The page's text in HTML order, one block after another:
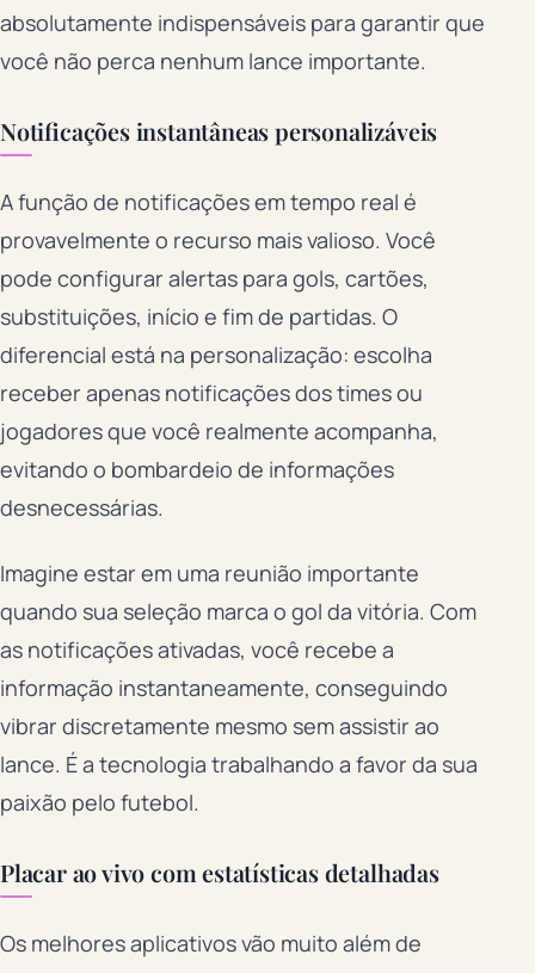
absolutamente indispensáveis para garantir que
você não perca nenhum lance importante.
Notificações instantâneas personalizáveis
A função de notificações em tempo real é
provavelmente o recurso mais valioso. Você
pode configurar alertas para gols, cartões,
substituições, início e fim de partidas. O
diferencial está na personalização: escolha
receber apenas notificações dos times ou
jogadores que você realmente acompanha,
evitando o bombardeio de informações
desnecessárias.
Imagine estar em uma reunião importante
quando sua seleção marca o gol da vitória. Com
as notificações ativadas, você recebe a
informação instantaneamente, conseguindo
vibrar discretamente mesmo sem assistir ao
lance. É a tecnologia trabalhando a favor da sua
paixão pelo futebol.
Placar ao vivo com estatísticas detalhadas
Os melhores aplicativos vão muito além de